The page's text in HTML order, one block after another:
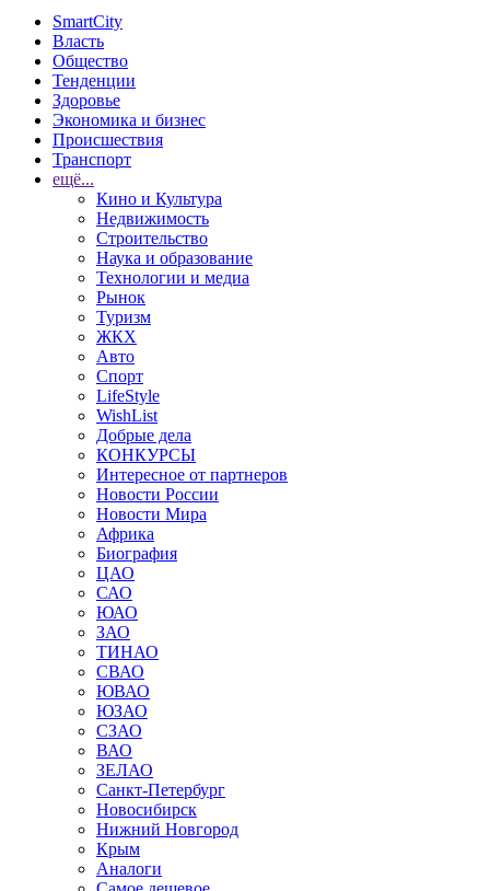
SmartCity
Власть
Общество
Тенденции
Здоровье
Экономика и бизнес
Происшествия
Транспорт
ещё...
Кино и Культура
Недвижимость
Строительство
Наука и образование
Технологии и медиа
Рынок
Туризм
ЖКХ
Авто
Спорт
LifeStyle
WishList
Добрые дела
КОНКУРСЫ
Интересное от партнеров
Новости России
Новости Мира
Африка
Биография
ЦАО
САО
ЮАО
ЗАО
ТИНАО
СВАО
ЮВАО
ЮЗАО
СЗАО
ВАО
ЗЕЛАО
Санкт-Петербург
Новосибирск
Нижний Новгород
Крым
Аналоги